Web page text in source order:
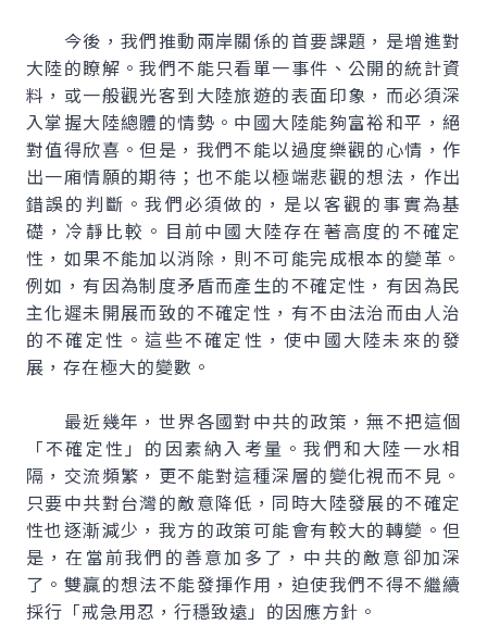
今後，我們推動兩岸關係的首要課題，是增進對
大陸的瞭解。我們不能只看單一事件、公開的統計資
料，或一般觀光客到大陸旅遊的表面印象，而必須深
入掌握大陸總體的情勢。中國大陸能夠富裕和平，絕
對值得欣喜。但是，我們不能以過度樂觀的心情，作
出一廂情願的期待；也不能以極端悲觀的想法，作出
錯誤的判斷。我們必須做的，是以客觀的事實為基
礎，冷靜比較。目前中國大陸存在著高度的不確定
性，如果不能加以消除，則不可能完成根本的變革。
例如，有因為制度矛盾而產生的不確定性，有因為民
主化遲未開展而致的不確定性，有不由法治而由人治
的不確定性。這些不確定性，使中國大陸未來的發
展，存在極大的變數。
最近幾年，世界各國對中共的政策，無不把這個
「不確定性」的因素納入考量。我們和大陸一水相
隔，交流頻繁，更不能對這種深層的變化視而不見。
只要中共對台灣的敵意降低，同時大陸發展的不確定
性也逐漸減少，我方的政策可能會有較大的轉變。但
是，在當前我們的善意加多了，中共的敵意卻加深
了。雙贏的想法不能發揮作用，迫使我們不得不繼續
採行「戒急用忍，行穩致遠」的因應方針。